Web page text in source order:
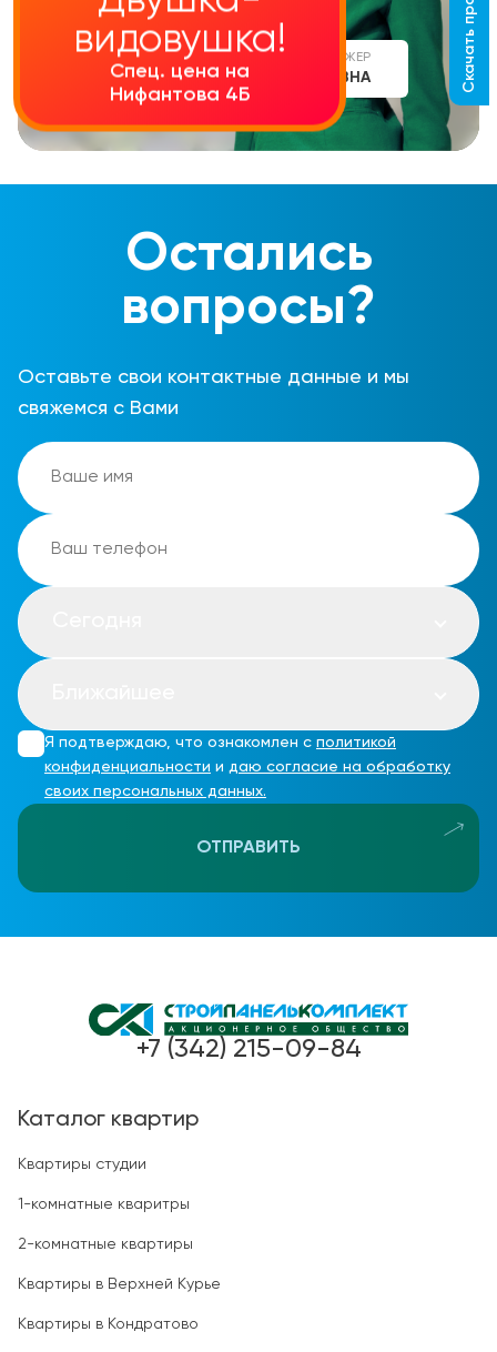
СТАРШИЙ МЕНЕДЖЕР
АЛИНА СЕРГЕЕВНА
Остались
вопросы?
Оставьте свои контактные данные и мы
свяжемся с Вами
Я подтверждаю, что ознакомлен с политикой
конфиденциальности и даю согласие на обработку
своих персональных данных.
ОТПРАВИТЬ
+7 (342) 215-09-84
Каталог квартир
Квартиры студии
1-комнатные кваритры
2-комнатные квартиры
Квартиры в Верхней Курье
Квартиры в Кондратово
видовушка!
Спец. цена на
Нифантова 4Б